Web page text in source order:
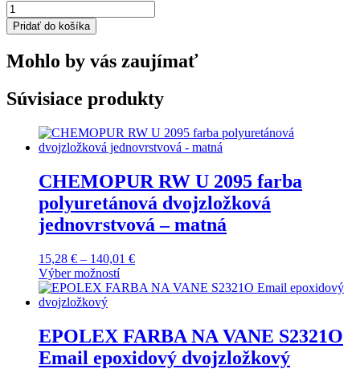
množstvo
RENOLAST
Asfaltohliníková
náterová
hmota
Pridať do košíka
Mohlo by vás zaujímať
Súvisiace produkty
CHEMOPUR RW U 2095 farba
polyuretánová dvojzložková
jednovrstvová – matná
15,28 € – 140,01 €
15,28 €
Výber možností
Tento
produkt
viacero
variantov.
Možnosti
EPOLEX FARBA NA VANE S2321O
Email epoxidový dvojzložkový